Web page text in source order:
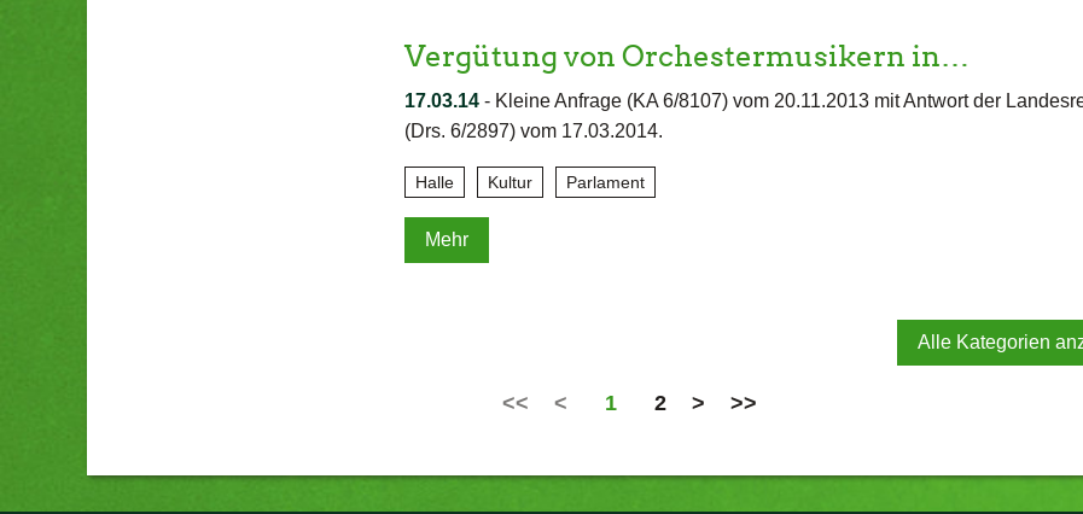
Vergütung von Orchestermusikern in…
17.03.14- Kleine Anfrage (KA 6/8107) vom 20.11.2013 mit Antwort der
(Drs. 6/2897) vom 17.03.2014.
Halle Kultur Parlament
Mehr
Alle Kategorien
<< < 1 2 > >>